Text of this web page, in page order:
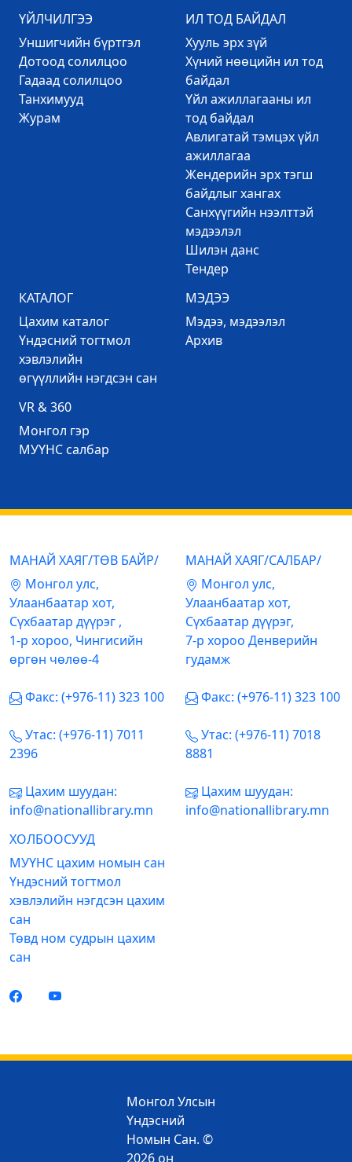
ҮЙЛЧИЛГЭЭ
Уншигчийн бүртгэл
Дотоод солилцоо
Гадаад солилцоо
Танхимууд
Журам
ИЛ ТОД БАЙДАЛ
Хууль эрх зүй
Хүний нөөцийн ил тод
байдал
Үйл ажиллагааны ил
тод байдал
Авлигатай тэмцэх үйл
ажиллагаа
Жендерийн эрх тэгш
байдлыг хангах
Санхүүгийн нээлттэй
мэдээлэл
Шилэн данс
Тендер
КАТАЛОГ
Цахим каталог
Үндэсний тогтмол
хэвлэлийн
өгүүллийн нэгдсэн сан
МЭДЭЭ
Mэдээ, мэдээлэл
Архив
VR & 360
Mонгол гэр
МУҮНС салбар
МАНАЙ ХАЯГ/ТӨВ БАЙР/
Mонгол улс,
Улаанбаатар хот,
Сүхбаатар дүүрэг ,
1-р хороо, Чингисийн
өргөн чөлөө-4
Факс: (+976-11) 323 100
Утас: (+976-11) 7011
2396
Цахим шуудан:
info@nationallibrary.mn
МАНАЙ ХАЯГ/САЛБАР/
Mонгол улс,
Улаанбаатар хот,
Сүхбаатар дүүрэг,
7-р хороо Денверийн
гудамж
Факс: (+976-11) 323 100
Утас: (+976-11) 7018
8881
Цахим шуудан:
info@nationallibrary.mn
ХОЛБООСУУД
МУҮНС цахим номын сан
Үндэсний тогтмол
хэвлэлийн нэгдсэн цахим
сан
Төвд ном судрын цахим
сан
Монгол Улсын
Үндэсний
Номын Сан. ©
2026 он